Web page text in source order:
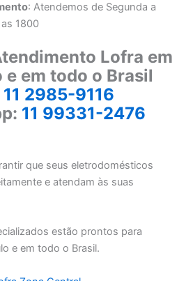
: Atendemos de Segunda a
1800
Lofra em
e em todo o Brasil
11 2985-9116
11 99331-2476
que seus eletrodomésticos
e atendam às suas
estão prontos para
e em todo o Brasil.